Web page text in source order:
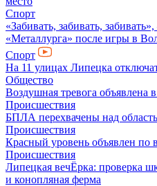
Спорт
«Забивать, забивать,
«Металлурга» после игры в
Спорт
На 11 улицах Липецка
Общество
Воздушная тревога объявлена
Происшествия
БПЛА перехвачены над
Происшествия
Красный уровень объявлен по
Происшествия
Липецкая вечЁрка: проверка
и конопляная ферма